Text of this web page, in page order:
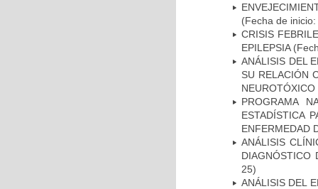
(Fecha de
CRISIS
EPILEPSIA
ANÁLISIS DEL
SU RELACIÓN
NEUROTÓXICO
PROGRAMA
ESTADÍSTICA
ENFERMEDAD
ANÁLISIS
DIAGNÓSTICO
25)
ANÁLISIS DEL